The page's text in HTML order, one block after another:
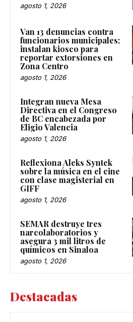
agosto 1, 2026
Van 13 denuncias contra
funcionarios municipales;
instalan kiosco para
reportar extorsiones en
Zona Centro
agosto 1, 2026
Integran nueva Mesa
Directiva en el Congreso
de BC encabezada por
Eligio Valencia
agosto 1, 2026
Reflexiona Aleks Syntek
sobre la música en el cine
con clase magisterial en
GIFF
agosto 1, 2026
SEMAR destruye tres
narcolaboratorios y
asegura 3 mil litros de
químicos en Sinaloa
agosto 1, 2026
Destacadas